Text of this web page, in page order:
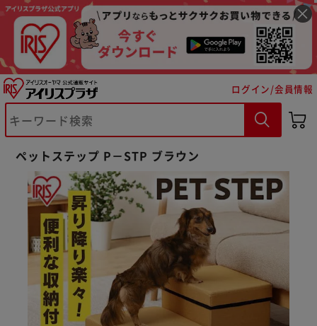
ログイン/会員情報
ペットステップ P－STP ブラウン
※ご確認ください
カートに入れる 購入手続きへ